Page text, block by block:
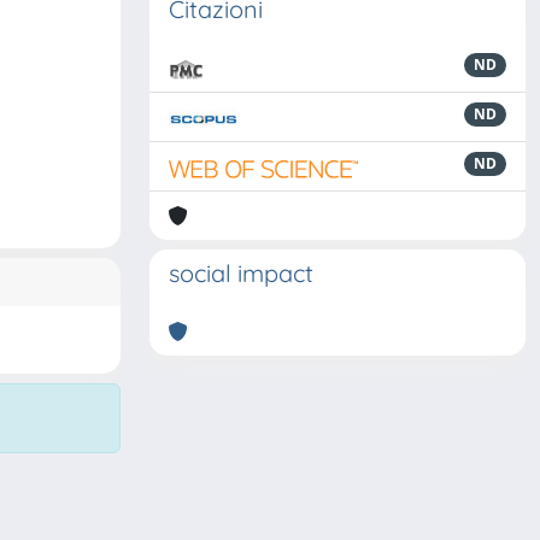
Citazioni
ND
ND
ND
social impact